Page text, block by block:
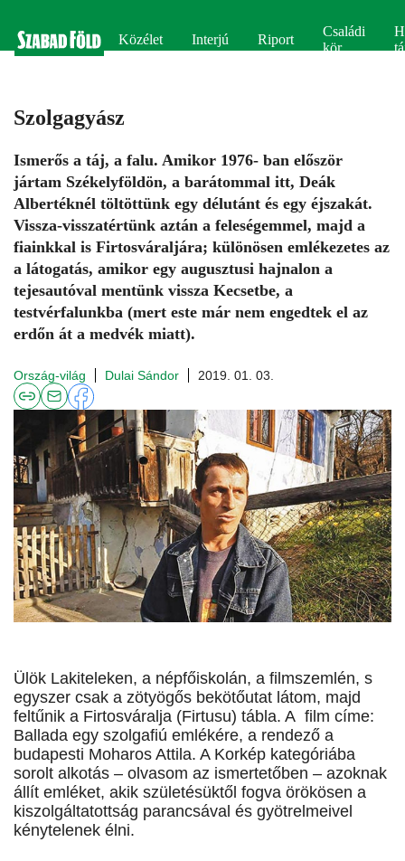
Közélet Interjú Riport
Családi
kör
Szolgagyász
Ismerős a táj, a falu. Amikor 1976- ban először
jártam Székelyföldön, a barátommal itt, Deák
Albertéknél töltöttünk egy délutánt és egy éjszakát.
Vissza-visszatértünk aztán a feleségemmel, majd a
fiainkkal is Firtosváraljára; különösen emlékezetes az
a látogatás, amikor egy augusztusi hajnalon a
tejesautóval mentünk vissza Kecsetbe, a
testvérfalunkba (mert este már nem engedtek el az
erdőn át a medvék miatt).
Ország-világ Dulai Sándor 2019. 01. 03.
Ülök Lakiteleken, a népfőiskolán, a filmszemlén, s
egyszer csak a zötyögős bekötőutat látom, majd
feltűnik a Firtosváralja (Firtusu) tábla. A film címe:
Ballada egy szolgafiú emlékére, a rendező a
budapesti Moharos Attila. A Korkép kategóriába
sorolt alkotás – olvasom az ismertetőben – azoknak
állít emléket, akik születésüktől fogva örökösen a
kiszolgáltatottság parancsával és gyötrelmeivel
kénytelenek élni.